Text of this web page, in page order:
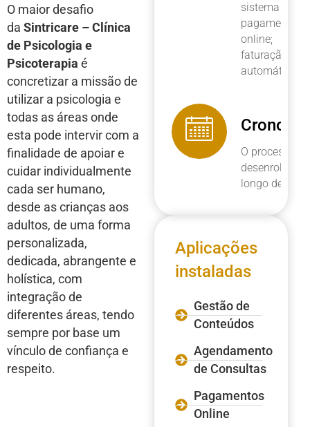
sistema de
pagamentos
online;
faturação
automática
O processo
desenrolou-
longo de 2
Aplicações
instaladas
Gestão de
Conteúdos
Agendamento
de Consultas
Pagamentos
Online
O maior desafio
da Sintricare – Clínica
de Psicologia e
Psicoterapia é
concretizar a missão de
utilizar a psicologia e
todas as áreas onde
esta pode intervir com a
finalidade de apoiar e
cuidar individualmente
cada ser humano,
desde as crianças aos
adultos, de uma forma
personalizada,
dedicada, abrangente e
holística, com
integração de
diferentes áreas, tendo
sempre por base um
vínculo de confiança e
respeito.